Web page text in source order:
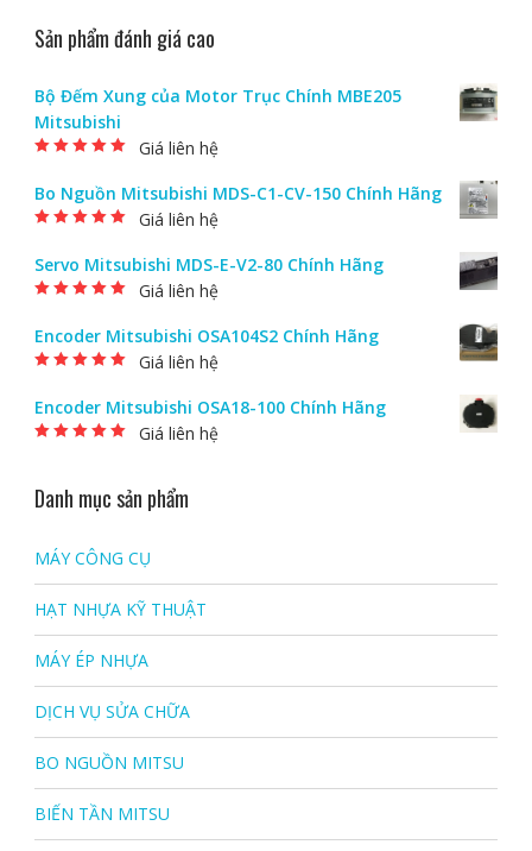
Sản phẩm đánh giá cao
Bộ Đếm Xung của Motor Trục Chính MBE205
Mitsubishi
Giá liên hệ
Bo Nguồn Mitsubishi MDS-C1-CV-150 Chính Hãng
Giá liên hệ
Servo Mitsubishi MDS-E-V2-80 Chính Hãng
Giá liên hệ
Encoder Mitsubishi OSA104S2 Chính Hãng
Giá liên hệ
Encoder Mitsubishi OSA18-100 Chính Hãng
Giá liên hệ
Danh mục sản phẩm
MÁY CÔNG CỤ
HẠT NHỰA KỸ THUẬT
MÁY ÉP NHỰA
DỊCH VỤ SỬA CHỮA
BO NGUỒN MITSU
BIẾN TẦN MITSU